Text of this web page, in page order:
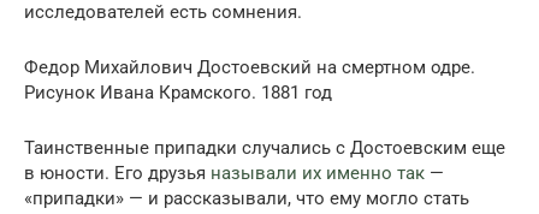
исследователей есть сомнения.
Федор Михайлович Достоевский на смертном одре.
Рисунок Ивана Крамского. 1881 год
Таинственные припадки случались с Достоевским еще
в юности. Его друзья называли их именно так —
«припадки» — и рассказывали, что ему могло стать